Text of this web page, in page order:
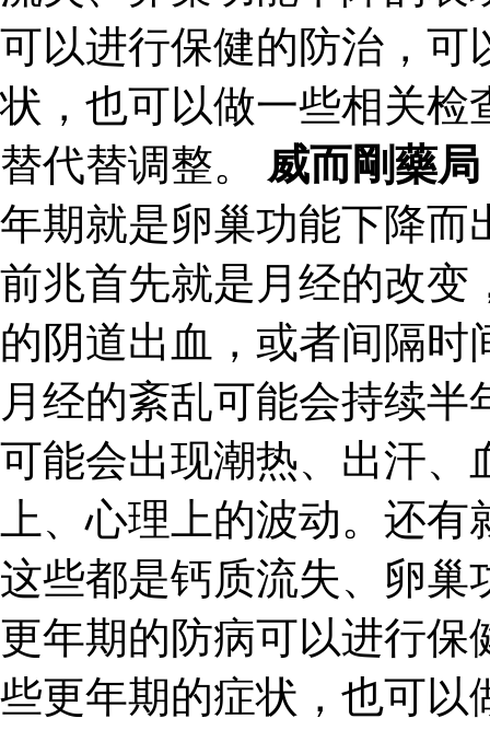
可以进行保健的防治，可
状，也可以做一些相关检
替代替调整。 威而剛藥局
年期就是卵巢功能下降而
前兆首先就是月经的改变
的阴道出血，或者间隔
月经的紊乱可能会持续
可能会出现潮热、出汗、
上、心理上的波动。还
这些都是钙质流失、卵巢
更年期的防病可以进行保
些更年期的症状，也可以